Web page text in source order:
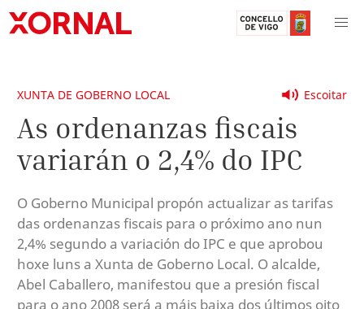
Escoitar
XUNTA DE GOBERNO LOCAL
As ordenanzas fiscais
variarán o 2,4% do IPC
O Goberno Municipal propón actualizar as tarifas
das ordenanzas fiscais para o próximo ano nun
2,4% segundo a variación do IPC e que aprobou
hoxe luns a Xunta de Goberno Local. O alcalde,
Abel Caballero, manifestou que a presión fiscal
para o ano 2008 será a máis baixa dos últimos oito